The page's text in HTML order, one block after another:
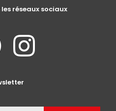
réseaux sociaux